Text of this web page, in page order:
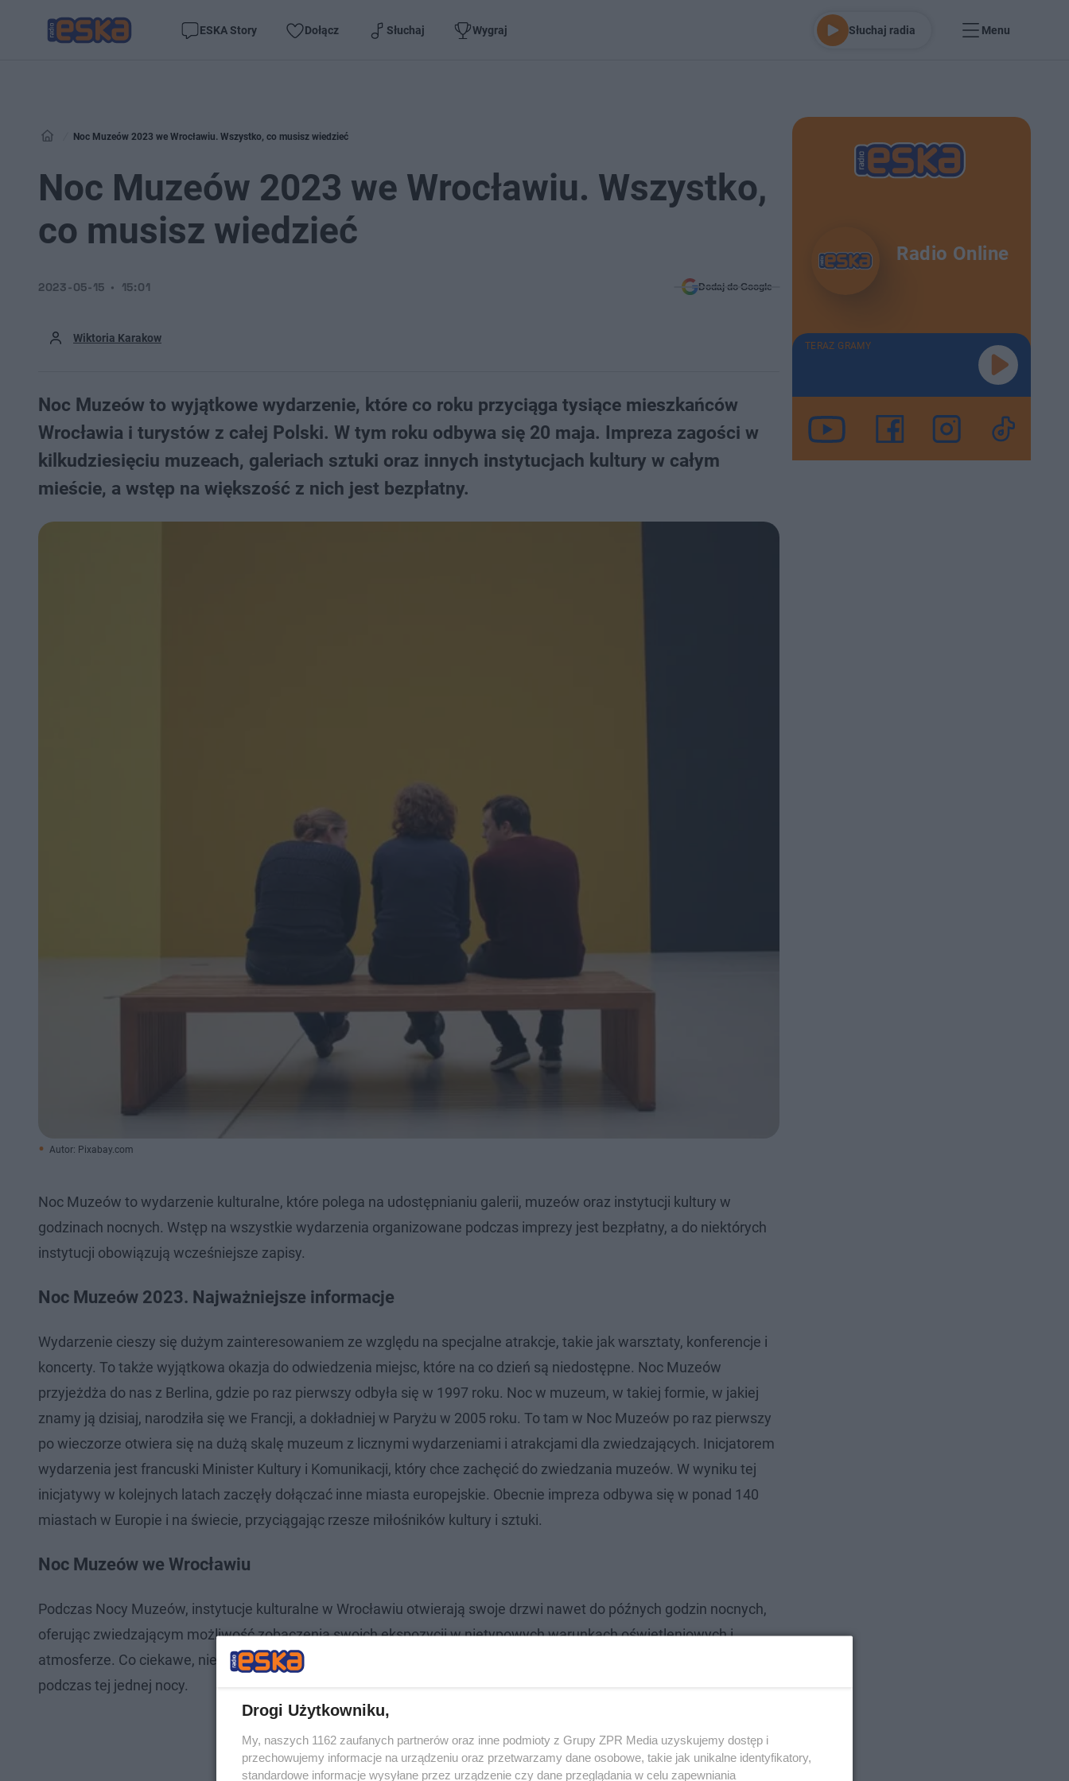
ESKA Story Dołącz Słuchaj Wygraj Słuchaj radia Menu
Noc Muzeów 2023 we Wrocławiu. Wszystko, co musisz wiedzieć
Noc Muzeów 2023 we Wrocławiu. Wszystko,
co musisz wiedzieć
Wiktoria Karakow
2023-05-15 15:01 Dodaj do Google
Noc Muzeów to wyjątkowe wydarzenie, które co roku przyciąga tysiące mieszkańców
Wrocławia i turystów z całej Polski. W tym roku odbywa się 20 maja. Impreza zagości w
kilkudziesięciu muzeach, galeriach sztuki oraz innych instytucjach kultury w całym
mieście, a wstęp na większość z nich jest bezpłatny.
Autor: Pixabay.com
Noc Muzeów to wydarzenie kulturalne, które polega na udostępnianiu galerii, muzeów oraz instytucji kultury w
godzinach nocnych. Wstęp na wszystkie wydarzenia organizowane podczas imprezy jest bezpłatny, a do niektórych
instytucji obowiązują wcześniejsze zapisy.
Noc Muzeów 2023. Najważniejsze informacje
Wydarzenie cieszy się dużym zainteresowaniem ze względu na specjalne atrakcje, takie jak warsztaty, konferencje i
koncerty. To także wyjątkowa okazja do odwiedzenia miejsc, które na co dzień są niedostępne. Noc Muzeów
przyjeżdża do nas z Berlina, gdzie po raz pierwszy odbyła się w 1997 roku. Noc w muzeum, w takiej formie, w jakiej
znamy ją dzisiaj, narodziła się we Francji, a dokładniej w Paryżu w 2005 roku. To tam w Noc Muzeów po raz pierwszy
po wieczorze otwiera się na dużą skalę muzeum z licznymi wydarzeniami i atrakcjami dla zwiedzających. Inicjatorem
wydarzenia jest francuski Minister Kultury i Komunikacji, który chce zachęcić do zwiedzania muzeów. W wyniku tej
inicjatywy w kolejnych latach zaczęły dołączać inne miasta europejskie. Obecnie impreza odbywa się w ponad 140
miastach w Europie i na świecie, przyciągając rzesze miłośników kultury i sztuki.
Noc Muzeów we Wrocławiu
Podczas Nocy Muzeów, instytucje kulturalne w Wrocławiu otwierają swoje drzwi nawet do późnych godzin nocnych,
oferując zwiedzającym możliwość zobaczenia swoich ekspozycji w nietypowych warunkach oświetleniowych i
atmosferze. Co ciekawe, niektóre muzea organizują specjalne wystawy i wydarzenia, które odbywają się tylko
podczas tej jednej nocy.
Radio Online
TERAZ GRAMY
Drogi Użytkowniku,
My, naszych 1162 zaufanych partnerów oraz inne podmioty z Grupy ZPR Media uzyskujemy dostęp i
przechowujemy informacje na urządzeniu oraz przetwarzamy dane osobowe, takie jak unikalne identyfikatory,
standardowe informacje wysyłane przez urządzenie czy dane przeglądania w celu zapewniania